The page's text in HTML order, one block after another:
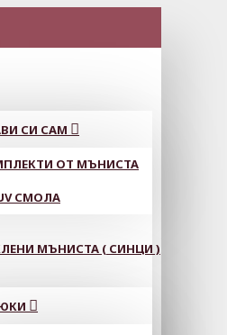
СИ САМ
ОТ МЪНИСТА
СМОЛА
МЪНИСТА ( СИНЦИ )